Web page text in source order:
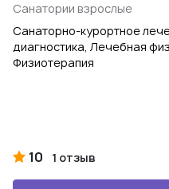
Санатории взрослые
Санаторно-курортное
диагностика, Лечебная
Физиотерапия
10 1 отзыв